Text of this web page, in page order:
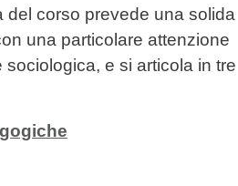
del corso prevede una solida
una particolare attenzione
e si articola in tre